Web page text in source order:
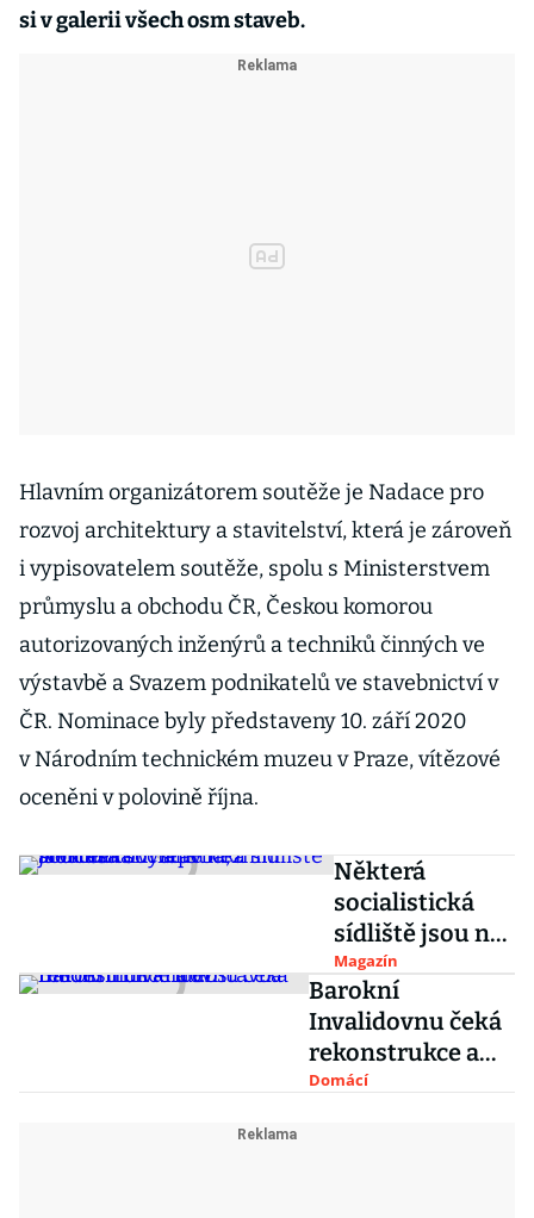
si v galerii všech osm staveb.
Hlavním organizátorem soutěže je Nadace pro
rozvoj architektury a stavitelství, která je zároveň
i vypisovatelem soutěže, spolu s Ministerstvem
průmyslu a obchodu ČR, Českou komorou
autorizovaných inženýrů a techniků činných ve
výstavbě a Svazem podnikatelů ve stavebnictví v
ČR. Nominace byly představeny 10. září 2020
v Národním technickém muzeu v Praze, vítězové
oceněni v polovině října.
Některá
socialistická
sídliště jsou na
tom lépe než
současná
výstavba, míní
architekti
Magazín
Barokní
Invalidovnu čeká
rekonstrukce a
dostavba
Domácí